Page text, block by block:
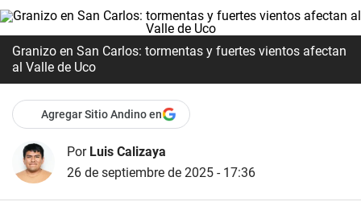
Granizo en San Carlos: tormentas y fuertes vientos afectan
al Valle de Uco
Agregar Sitio Andino en
Por Luis Calizaya
26 de septiembre de 2025 - 17:36